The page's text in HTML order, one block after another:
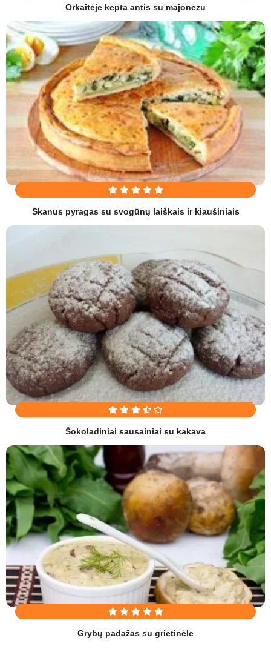
Orkaitėje kepta antis su majonezu
Skanus pyragas su svogūnų laiškais ir kiaušiniais
Šokoladiniai sausainiai su kakava
Grybų padažas su grietinėle